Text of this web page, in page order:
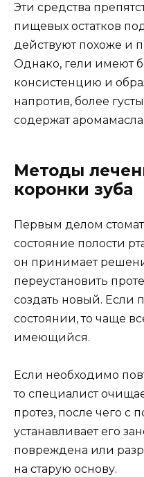
Эти средства
пищевых остатков
действуют похоже и
Однако, гели имеют
консистенцию и
напротив, более
содержат аромамасла.
Методы
коронки зуба
Первым делом
состояние полости
он принимает
переустановить
создать новый. Если
состоянии, то чаще
имеющийся.
Если необходимо
то специалист
протез, после чего с
устанавливает его
повреждена или
на старую основу.